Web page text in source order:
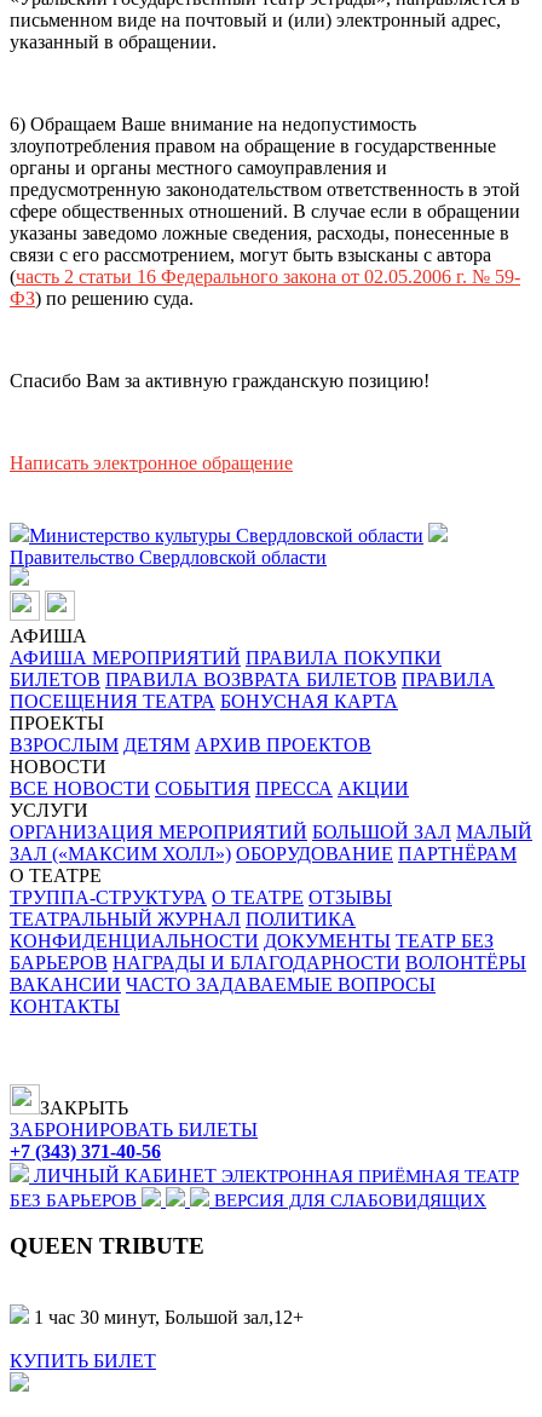
письменном виде на почтовый и (или) электронный адрес,
указанный в обращении.
6) Обращаем Ваше внимание на недопустимость
злоупотребления правом на обращение в государственные
органы и органы местного самоуправления и
предусмотренную законодательством ответственность в этой
сфере общественных отношений. В случае если в обращении
указаны заведомо ложные сведения, расходы, понесенные в
связи с его рассмотрением, могут быть взысканы с автора
(часть 2 статьи 16 Федерального закона от 02.05.2006 г. № 59-
ФЗ) по решению суда.
Спасибо Вам за активную гражданскую позицию!
Написать электронное обращение
Министерство культуры Свердловской области
Правительство Свердловской области
АФИША
АФИША МЕРОПРИЯТИЙ ПРАВИЛА ПОКУПКИ
БИЛЕТОВ ПРАВИЛА ВОЗВРАТА БИЛЕТОВ ПРАВИЛА
ПОСЕЩЕНИЯ ТЕАТРА БОНУСНАЯ КАРТА
ПРОЕКТЫ
ВЗРОСЛЫМ ДЕТЯМ АРХИВ ПРОЕКТОВ
НОВОСТИ
ВСЕ НОВОСТИ СОБЫТИЯ ПРЕССА АКЦИИ
УСЛУГИ
ОРГАНИЗАЦИЯ МЕРОПРИЯТИЙ БОЛЬШОЙ ЗАЛ МАЛЫЙ
ЗАЛ («МАКСИМ ХОЛЛ») ОБОРУДОВАНИЕ ПАРТНЁРАМ
О ТЕАТРЕ
ТРУППА-СТРУКТУРА О ТЕАТРЕ ОТЗЫВЫ
ТЕАТРАЛЬНЫЙ ЖУРНАЛ ПОЛИТИКА
КОНФИДЕНЦИАЛЬНОСТИ ДОКУМЕНТЫ ТЕАТР БЕЗ
БАРЬЕРОВ НАГРАДЫ И БЛАГОДАРНОСТИ ВОЛОНТЁРЫ
ВАКАНСИИ ЧАСТО ЗАДАВАЕМЫЕ ВОПРОСЫ
КОНТАКТЫ
ЗАКРЫТЬ
ЗАБРОНИРОВАТЬ БИЛЕТЫ
+7 (343) 371-40-56
ЛИЧНЫЙ КАБИНЕТ ЭЛЕКТРОННАЯ ПРИЁМНАЯ ТЕАТР
БЕЗ БАРЬЕРОВ
ВЕРСИЯ ДЛЯ СЛАБОВИДЯЩИХ
QUEEN TRIBUTE
1 час 30 минут, Большой зал,12+
КУПИТЬ БИЛЕТ